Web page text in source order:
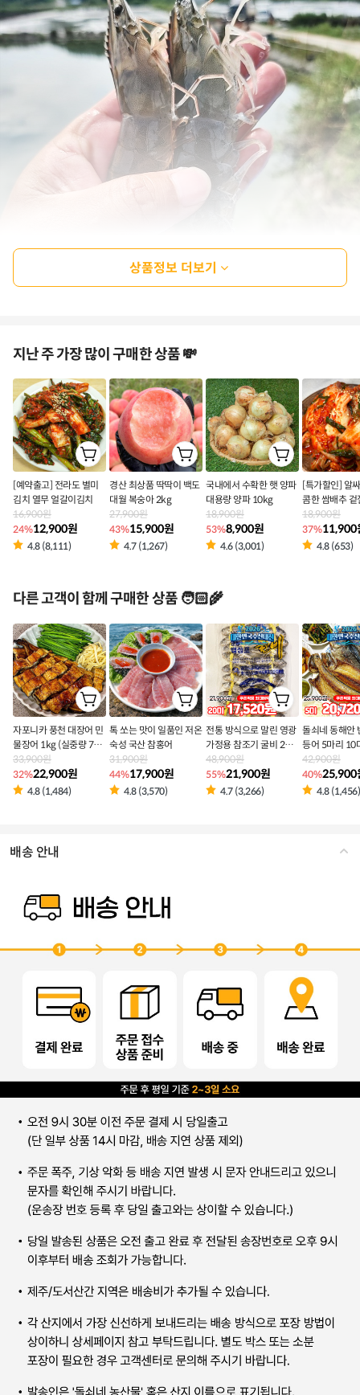
상품정보 더보기
지난 주 가장 많이 구매한 상품 💸
[예약출고] 전라도 별미
김치 열무 얼갈이김치
16,900원
24%12,900원
4.8 (8,111)
경산 최상품 딱딱이 백도
대월 복숭아 2kg
27,900원
43%15,900원
4.7 (1,267)
국내에서 수확한 햇 양파
대용량 양파 10kg
18,900원
53%8,900원
4.6 (3,001)
[특가할인] 알
콤한 쌈배추 겉
18,900원
37%11,900
4.8 (653)
다른 고객이 함께 구매한 상품 🧑🏻‍🌾
자포니카 풍천 대장어 민
물장어 1kg (실중량 700
g 내외)
33,900원
32%22,900원
4.8 (1,484)
톡 쏘는 맛이 일품인 저온
숙성 국산 참홍어
31,900원
44%17,900원
4.8 (3,570)
전통 방식으로 말린 영광
가정용 참조기 굴비 20미
40마리
48,900원
55%21,900원
4.7 (3,266)
돌쇠네 동해안
등어 5마리 10
42,900원
40%25,900
4.8 (1,456)
배송 안내